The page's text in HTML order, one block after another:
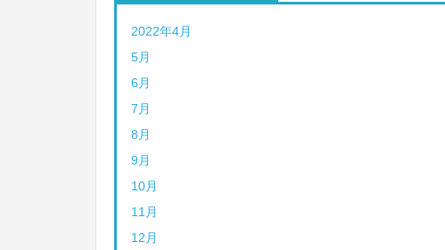
2022年4月
5月
6月
7月
8月
9月
10月
11月
12月